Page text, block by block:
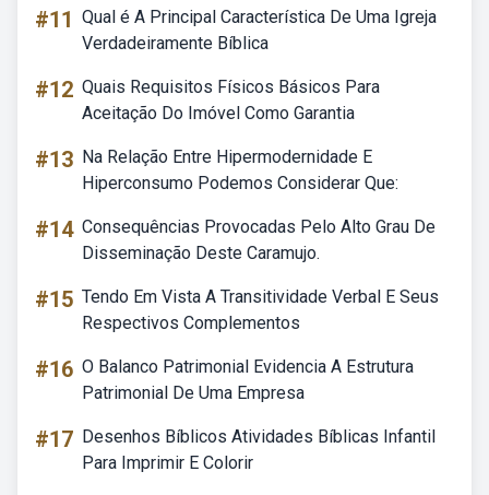
#11 Qual é A Principal Característica De Uma Igreja
Verdadeiramente Bíblica
#12 Quais Requisitos Físicos Básicos Para
Aceitação Do Imóvel Como Garantia
#13 Na Relação Entre Hipermodernidade E
Hiperconsumo Podemos Considerar Que:
#14 Consequências Provocadas Pelo Alto Grau De
Disseminação Deste Caramujo.
#15 Tendo Em Vista A Transitividade Verbal E Seus
Respectivos Complementos
#16 O Balanco Patrimonial Evidencia A Estrutura
Patrimonial De Uma Empresa
#17 Desenhos Bíblicos Atividades Bíblicas Infantil
Para Imprimir E Colorir